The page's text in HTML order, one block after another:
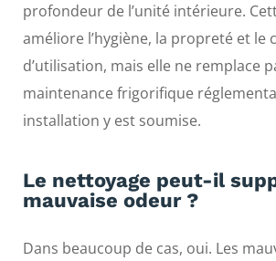
profondeur de l’unité intérieure.
améliore l’hygiène, la propreté et le
d’utilisation, mais elle ne remplace
maintenance frigorifique
installation y est soumise.
Le nettoyage peut-il
mauvaise odeur ?
Dans beaucoup de cas, oui. Les